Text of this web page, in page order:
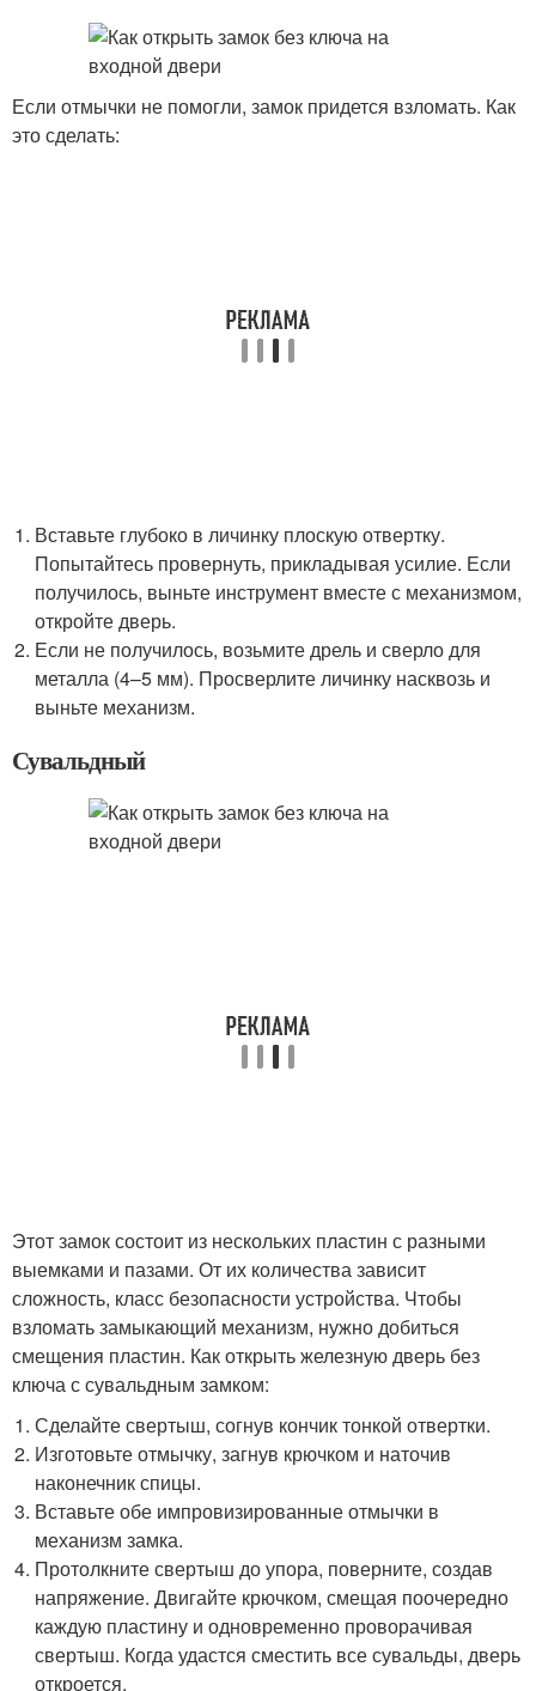
Если отмычки не помогли, замок придется взломать. Как
это сделать:
Вставьте глубоко в личинку плоскую отвертку.
Попытайтесь провернуть, прикладывая усилие. Если
получилось, выньте инструмент вместе с механизмом,
откройте дверь.
Если не получилось, возьмите дрель и сверло для
металла (4–5 мм). Просверлите личинку насквозь и
выньте механизм.
Сувальдный
Этот замок состоит из нескольких пластин с разными
выемками и пазами. От их количества зависит
сложность, класс безопасности устройства. Чтобы
взломать замыкающий механизм, нужно добиться
смещения пластин. Как открыть железную дверь без
ключа с сувальдным замком:
Сделайте свертыш, согнув кончик тонкой отвертки.
Изготовьте отмычку, загнув крючком и наточив
наконечник спицы.
Вставьте обе импровизированные отмычки в
механизм замка.
Протолкните свертыш до упора, поверните, создав
напряжение. Двигайте крючком, смещая поочередно
каждую пластину и одновременно проворачивая
свертыш. Когда удастся сместить все сувальды, дверь
откроется.